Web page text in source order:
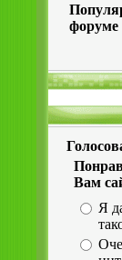
форуме
Вам
Я